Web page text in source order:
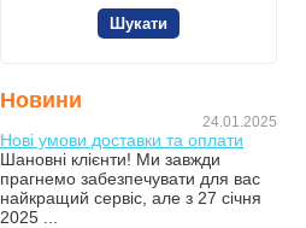
Новини
24.01.2025
Нові умови доставки та оплати
Шановні клієнти! Ми завжди
прагнемо забезпечувати для вас
найкращий сервіс, але з 27 січня
2025 ...